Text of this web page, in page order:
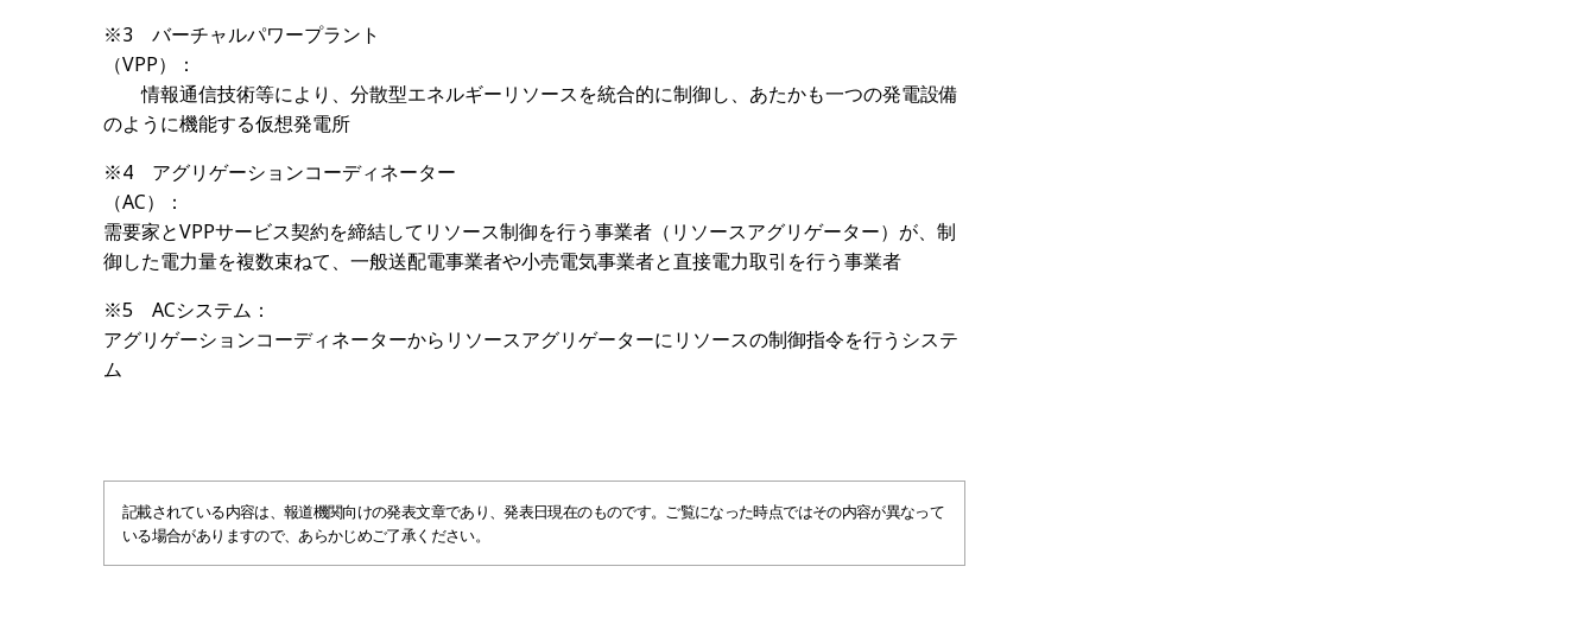
※3 バーチャルパワープラント
（VPP）：
情報通信技術等により、分散型エネルギーリソースを統合的に制御し、あたかも一つの発電設備
のように機能する仮想発電所
※4 アグリゲーションコーディネーター
（AC）：
需要家とVPPサービス契約を締結してリソース制御を行う事業者（リソースアグリゲーター）が、制
御した電力量を複数束ねて、一般送配電事業者や小売電気事業者と直接電力取引を行う事業者
※5 ACシステム：
アグリゲーションコーディネーターからリソースアグリゲーターにリソースの制御指令を行うシステ
ム
記載されている内容は、報道機関向けの発表文章であり、発表日現在のものです。ご覧になった時点ではその内容が異なって
いる場合がありますので、あらかじめご了承ください。